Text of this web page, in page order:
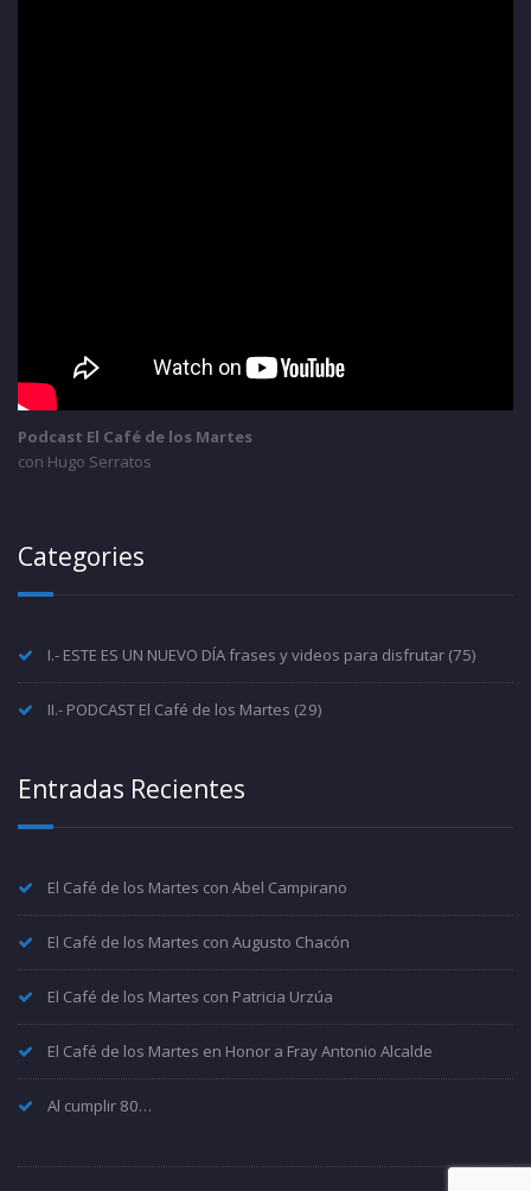
Podcast El Café de los Martes
con Hugo Serratos
Categories
I.- ESTE ES UN NUEVO DÍA frases y videos para disfrutar (75)
II.- PODCAST El Café de los Martes (29)
Entradas Recientes
El Café de los Martes con Abel Campirano
El Café de los Martes con Augusto Chacón
El Café de los Martes con Patricia Urzúa
El Café de los Martes en Honor a Fray Antonio Alcalde
Al cumplir 80…